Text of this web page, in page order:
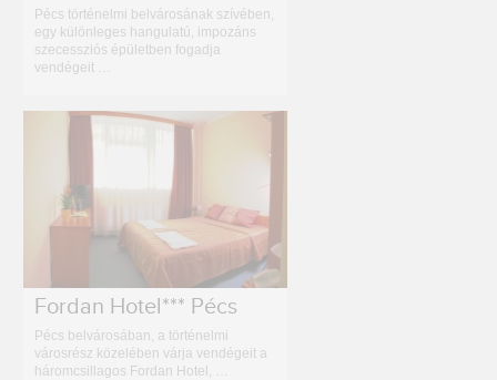
Pécs történelmi belvárosának szívében,
egy különleges hangulatú, impozáns
szecessziós épületben fogadja
vendégeit …
Fordan Hotel*** Pécs
Pécs belvárosában, a történelmi
városrész közelében várja vendégeit a
háromcsillagos Fordan Hotel, …